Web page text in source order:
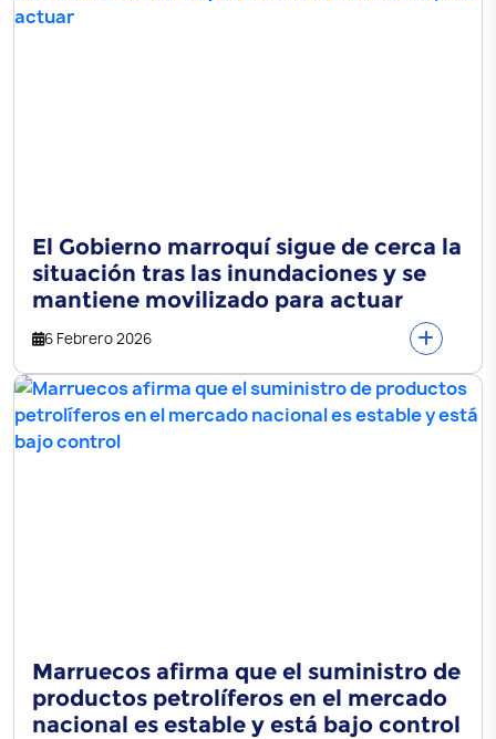
El Gobierno marroquí sigue de cerca la
situación tras las inundaciones y se
mantiene movilizado para actuar
6 Febrero 2026
Marruecos afirma que el suministro de
productos petrolíferos en el mercado
nacional es estable y está bajo control